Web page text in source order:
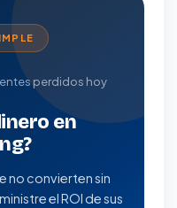
perdidos hoy
en
no convierten sin
el ROI de sus